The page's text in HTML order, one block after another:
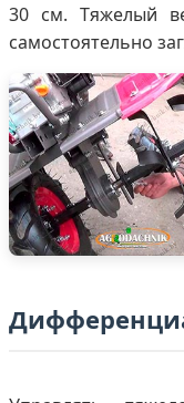
30 см. Тяжелый
самостоятельно